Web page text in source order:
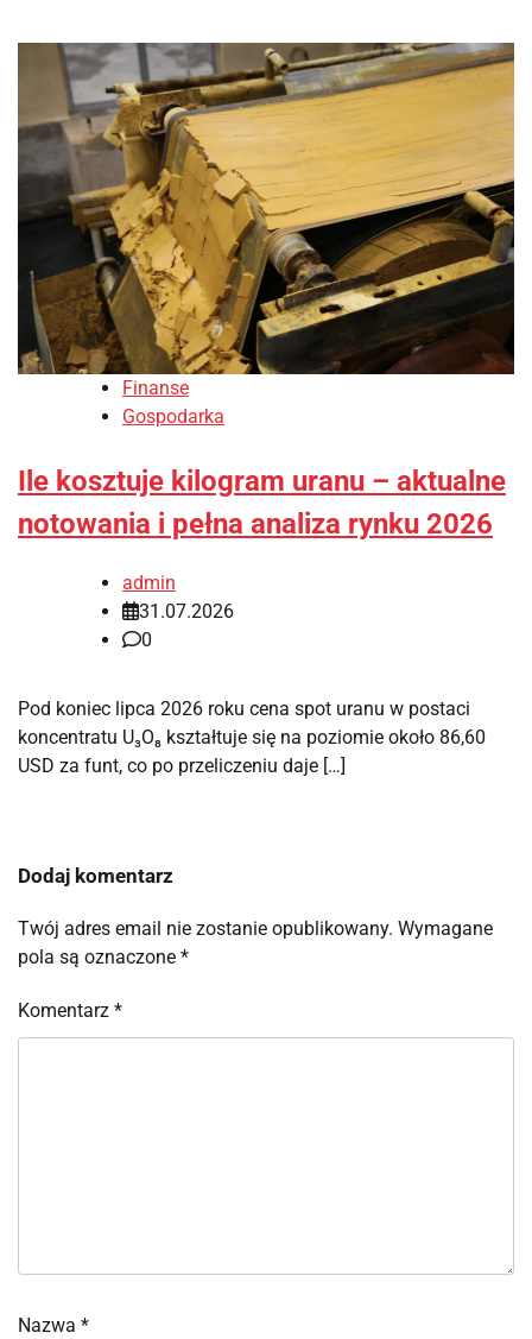
Finanse
Gospodarka
Ile kosztuje kilogram uranu – aktualne
notowania i pełna analiza rynku 2026
admin
31.07.2026
0
Pod koniec lipca 2026 roku cena spot uranu w postaci
koncentratu U₃O₈ kształtuje się na poziomie około 86,60
USD za funt, co po przeliczeniu daje […]
Dodaj komentarz
Twój adres email nie zostanie opublikowany. Wymagane
pola są oznaczone *
Komentarz *
Nazwa *